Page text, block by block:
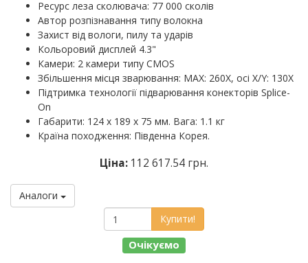
Ресурс леза сколювача: 77 000 сколів
Автор розпізнавання типу волокна
Захист від вологи, пилу та ударів
Кольоровий дисплей 4.3"
Камери: 2 камери типу CMOS
Збільшення місця зварювання: MAX: 260X, осі X/Y: 130X
Підтримка технології підварювання конекторів Splice-
On
Габарити: 124 х 189 х 75 мм. Вага: 1.1 кг
Країна походження: Південна Корея.
Ціна: 112 617.54 грн.
Аналоги
Купити!
Очікуємо